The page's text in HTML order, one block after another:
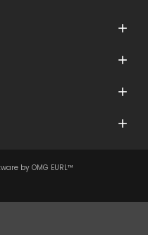




by OMG EURL™